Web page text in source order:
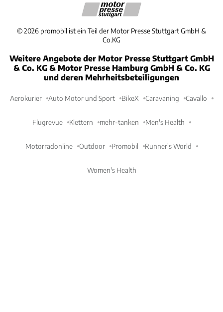
©2026 promobil ist ein Teil der Motor Presse Stuttgart GmbH &
Co.KG
Weitere Angebote der Motor Presse Stuttgart GmbH
& Co. KG & Motor Presse Hamburg GmbH & Co. KG
und deren Mehrheitsbeteiligungen
Aerokurier Auto Motor und Sport BikeX Caravaning Cavallo
Flugrevue Klettern mehr-tanken Men's Health
Motorradonline Outdoor Promobil Runner's World
Women's Health